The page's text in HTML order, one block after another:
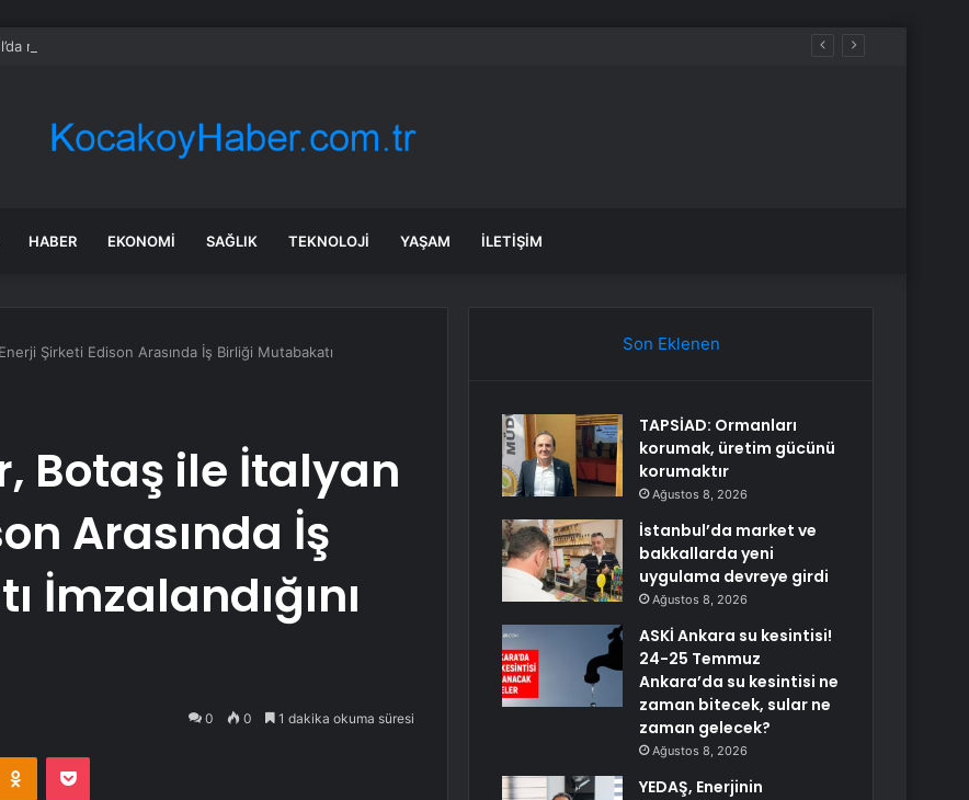
market ve bakkallarda yeni uygulama devreye girdi
HABER EKONOMI SAĞLIK TEKNOLOJI YAŞAM İLETIŞIM
Şirketi Edison Arasında İş Birliği Mutabakatı
Botaş ile İtalyan
Arasında İş
İmzalandığını
0 0 1 dakika okuma süresi
Odnoklassniki
Pocket
Son Eklenen
TAPSİAD: Ormanları
korumak, üretim gücünü
korumaktır
Ağustos 8, 2026
İstanbul’da market ve
bakkallarda yeni
uygulama devreye girdi
Ağustos 8, 2026
ASKİ Ankara su kesintisi!
24-25 Temmuz
Ankara’da su kesintisi ne
zaman bitecek, sular ne
zaman gelecek?
Ağustos 8, 2026
YEDAŞ, Enerjinin